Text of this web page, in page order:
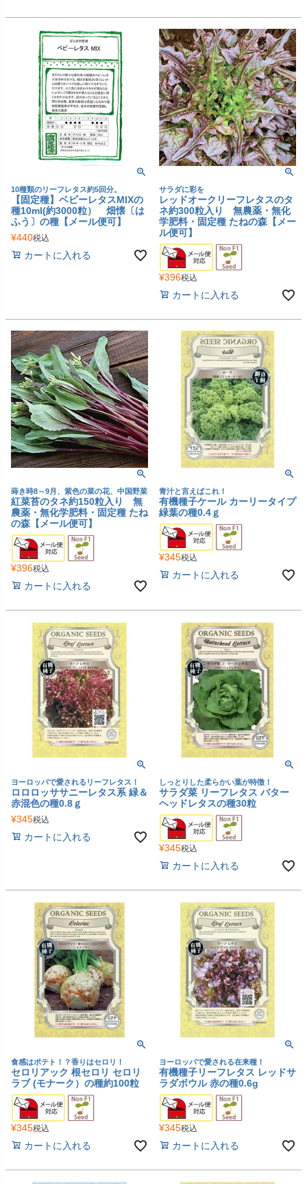
10種類のリーフレタス約5回分。
【固定種】ベビーレタスMIXの
種10ml(約3000粒） 畑懐〔は
ふう〕の種【メール便可】
¥440税込
カートに入れる
サラダに彩を
レッドオークリーフレタスのタ
ネ約300粒入り 無農薬・無化
学肥料・固定種 たねの森【メー
ル便可】
¥396税込
カートに入れる
蒔き時8～9月、紫色の菜の花、中国野菜
紅菜苔のタネ約150粒入り 無
農薬・無化学肥料・固定種 たね
の森【メール便可】
¥396税込
カートに入れる
青汁と言えばこれ！
有機種子ケール カーリータイプ
緑葉の種0.4ｇ
¥345税込
カートに入れる
ヨーロッパで愛されるリーフレタス！
ロロロッササニーレタス系 緑＆
赤混色の種0.8ｇ
¥345税込
カートに入れる
しっとりした柔らかい葉が特徴！
サラダ菜 リーフレタス バター
ヘッドレタスの種30粒
¥345税込
カートに入れる
食感はポテト！？香りはセロリ！
セロリアック 根セロリ セロリ
ラブ (モナーク）の種約100粒
¥345税込
カートに入れる
ヨーロッパで愛される在来種！
有機種子リーフレタス レッドサ
ラダボウル 赤の種0.6g
¥345税込
カートに入れる